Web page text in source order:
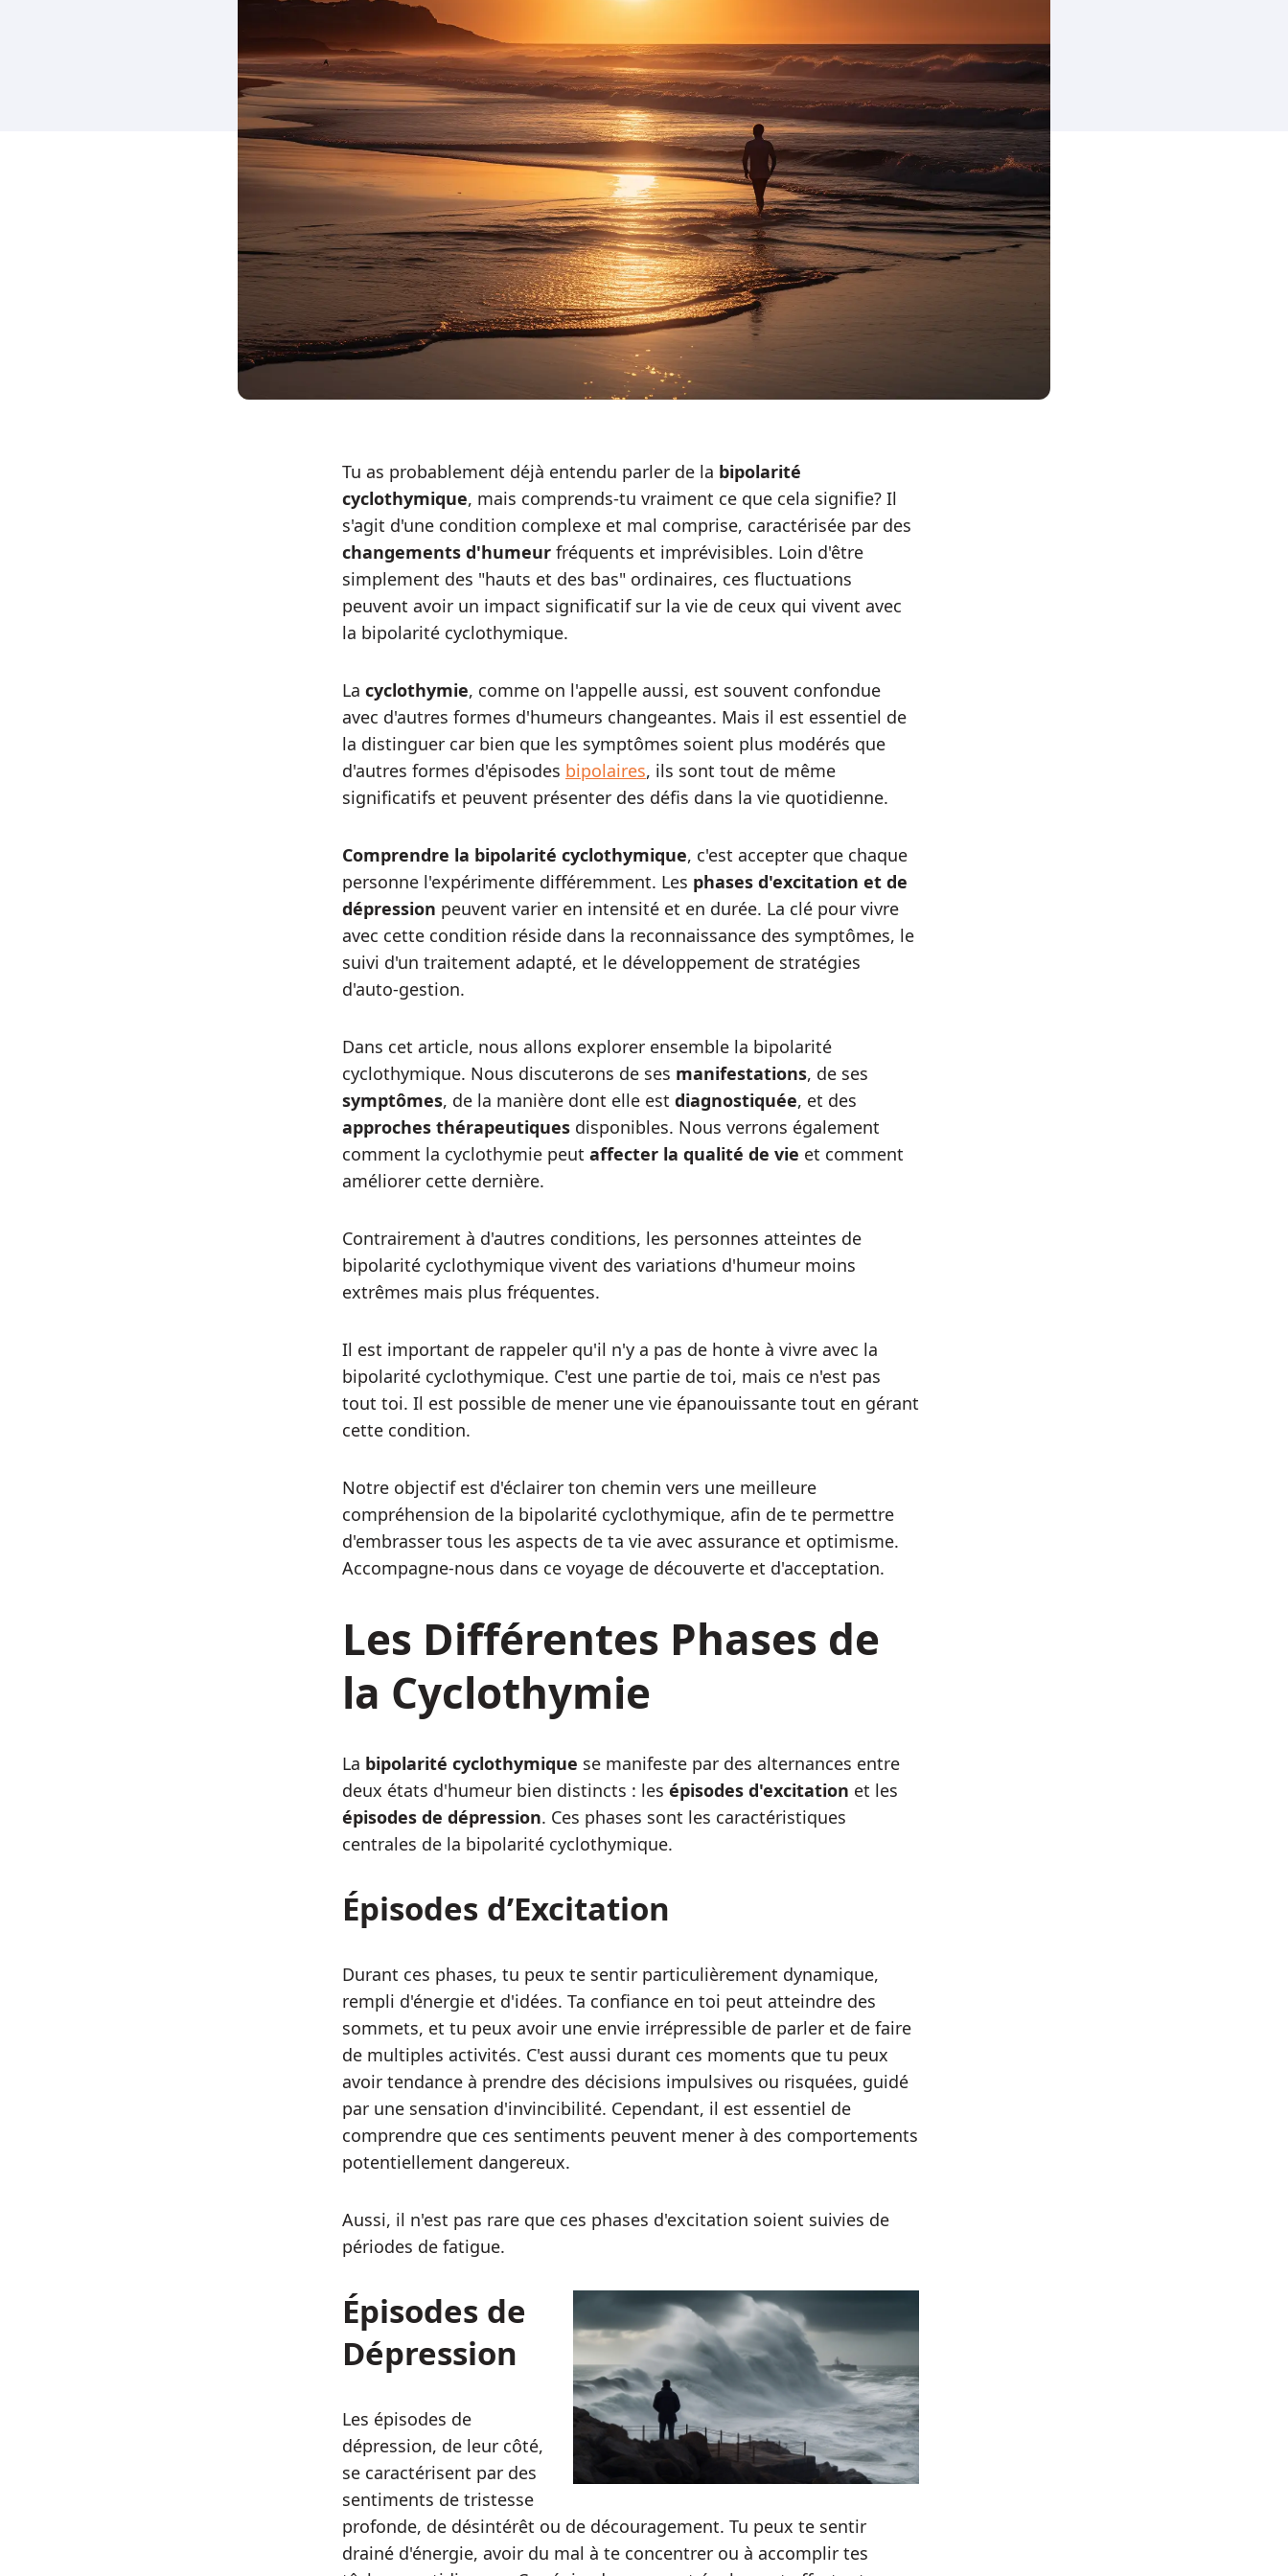
Tu as probablement déjà entendu parler de la bipolarité
cyclothymique, mais comprends-tu vraiment ce que cela signifie? Il
s'agit d'une condition complexe et mal comprise, caractérisée par des
changements d'humeur fréquents et imprévisibles. Loin d'être
simplement des "hauts et des bas" ordinaires, ces fluctuations
peuvent avoir un impact significatif sur la vie de ceux qui vivent avec
la bipolarité cyclothymique.
La cyclothymie, comme on l'appelle aussi, est souvent confondue
avec d'autres formes d'humeurs changeantes. Mais il est essentiel de
la distinguer car bien que les symptômes soient plus modérés que
d'autres formes d'épisodes bipolaires, ils sont tout de même
significatifs et peuvent présenter des défis dans la vie quotidienne.
Comprendre la bipolarité cyclothymique, c'est accepter que chaque
personne l'expérimente différemment. Les phases d'excitation et de
dépression peuvent varier en intensité et en durée. La clé pour vivre
avec cette condition réside dans la reconnaissance des symptômes, le
suivi d'un traitement adapté, et le développement de stratégies
d'auto-gestion.
Dans cet article, nous allons explorer ensemble la bipolarité
cyclothymique. Nous discuterons de ses manifestations, de ses
symptômes, de la manière dont elle est diagnostiquée, et des
approches thérapeutiques disponibles. Nous verrons également
comment la cyclothymie peut affecter la qualité de vie et comment
améliorer cette dernière.
Contrairement à d'autres conditions, les personnes atteintes de
bipolarité cyclothymique vivent des variations d'humeur moins
extrêmes mais plus fréquentes.
Il est important de rappeler qu'il n'y a pas de honte à vivre avec la
bipolarité cyclothymique. C'est une partie de toi, mais ce n'est pas
tout toi. Il est possible de mener une vie épanouissante tout en gérant
cette condition.
Notre objectif est d'éclairer ton chemin vers une meilleure
compréhension de la bipolarité cyclothymique, afin de te permettre
d'embrasser tous les aspects de ta vie avec assurance et optimisme.
Accompagne-nous dans ce voyage de découverte et d'acceptation.
Les Différentes Phases de
la Cyclothymie
La bipolarité cyclothymique se manifeste par des alternances entre
deux états d'humeur bien distincts : les épisodes d'excitation et les
épisodes de dépression. Ces phases sont les caractéristiques
centrales de la bipolarité cyclothymique.
Épisodes d’Excitation
Durant ces phases, tu peux te sentir particulièrement dynamique,
rempli d'énergie et d'idées. Ta confiance en toi peut atteindre des
sommets, et tu peux avoir une envie irrépressible de parler et de faire
de multiples activités. C'est aussi durant ces moments que tu peux
avoir tendance à prendre des décisions impulsives ou risquées, guidé
par une sensation d'invincibilité. Cependant, il est essentiel de
comprendre que ces sentiments peuvent mener à des comportements
potentiellement dangereux.
Aussi, il n'est pas rare que ces phases d'excitation soient suivies de
périodes de fatigue.
Épisodes de
Dépression
Les épisodes de
dépression, de leur côté,
se caractérisent par des
sentiments de tristesse
profonde, de désintérêt ou de découragement. Tu peux te sentir
drainé d'énergie, avoir du mal à te concentrer ou à accomplir tes